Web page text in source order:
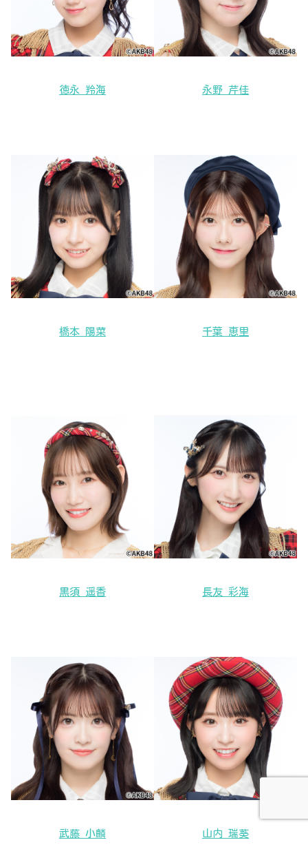
徳永 羚海 永野 芹佳
橋本 陽菜 千葉 恵里
黒須 遥香 長友 彩海
武藤 小麟 山内 瑞葵